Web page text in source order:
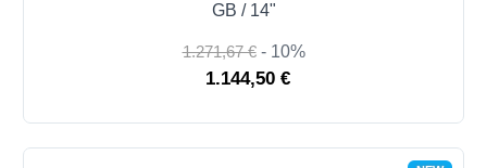
GB / 14"
1.271,67 € - 10%
1.144,50 €